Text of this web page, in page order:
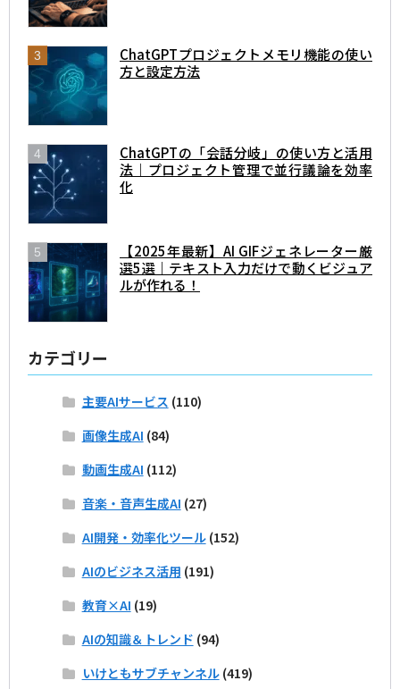
ChatGPTプロジェクトメモリ機能の使い
方と設定方法
ChatGPTの「会話分岐」の使い方と活用
法｜プロジェクト管理で並行議論を効率
化
【2025年最新】AI GIFジェネレーター厳
選5選｜テキスト入力だけで動くビジュア
ルが作れる！
カテゴリー
主要AIサービス (110)
画像生成AI (84)
動画生成AI (112)
音楽・音声生成AI (27)
AI開発・効率化ツール(152)
AIのビジネス活用 (191)
教育×AI (19)
AIの知識＆トレンド (94)
いけともサブチャンネル(419)